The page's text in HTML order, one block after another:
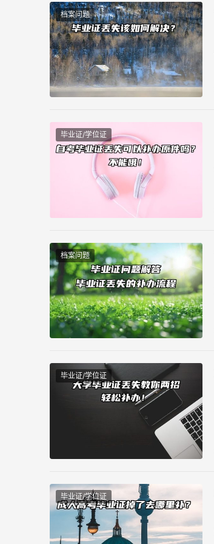
档案问题
毕业证/学位证
档案问题
毕业证/学位证
毕业证/学位证